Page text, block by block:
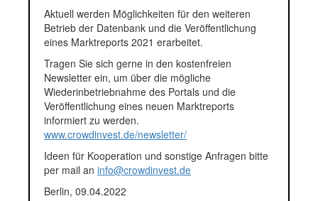
Umbau zu energiesparender LED-Beleuchtung
Fundingsumme
5.200 Euro
Finanziert in
2013
Anlagestatus
Aktiv
Plattform
bettervest
Korrekturen / Updates übermitteln
Alle Angaben ohne Gewähr auf Vollständigkeit und Richtigkeit.
© 2026 crowdinvest.de
Aktuell werden Möglichkeiten für den weiteren
Betrieb der Datenbank und die Veröffentlichung
eines Marktreports 2021 erarbeitet.
Tragen Sie sich gerne in den kostenfreien
Newsletter ein, um über die mögliche
Wiederinbetriebnahme des Portals und die
Veröffentlichung eines neuen Marktreports
informiert zu werden.
www.crowdinvest.de/newsletter/
Ideen für Kooperation und sonstige Anfragen bitte
per mail an info@crowdinvest.de
Berlin, 09.04.2022